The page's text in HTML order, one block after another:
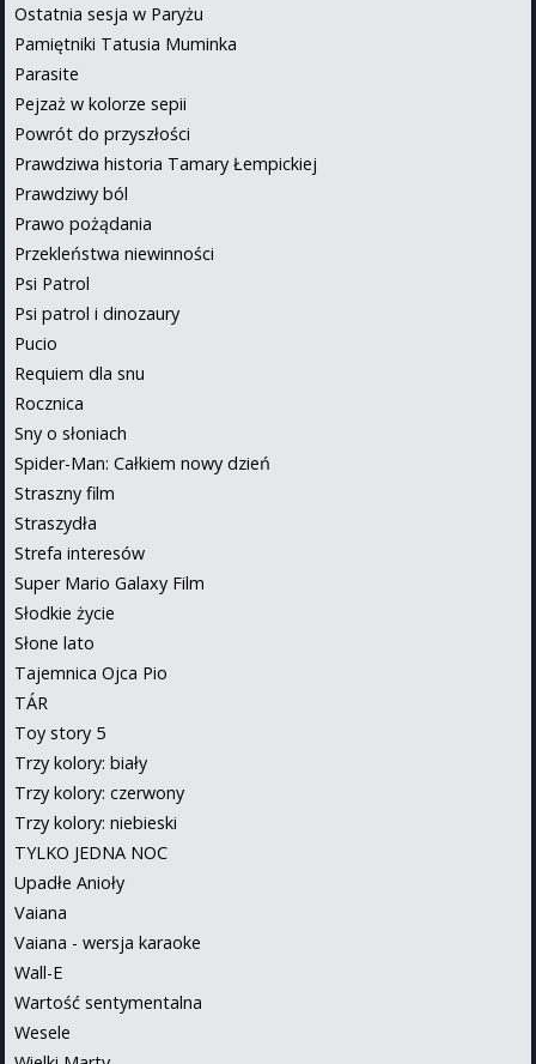
Ostatnia sesja w Paryżu
Pamiętniki Tatusia Muminka
Parasite
Pejzaż w kolorze sepii
Powrót do przyszłości
Prawdziwa historia Tamary Łempickiej
Prawdziwy ból
Prawo pożądania
Przekleństwa niewinności
Psi Patrol
Psi patrol i dinozaury
Pucio
Requiem dla snu
Rocznica
Sny o słoniach
Spider-Man: Całkiem nowy dzień
Straszny film
Straszydła
Strefa interesów
Super Mario Galaxy Film
Słodkie życie
Słone lato
Tajemnica Ojca Pio
TÁR
Toy story 5
Trzy kolory: biały
Trzy kolory: czerwony
Trzy kolory: niebieski
TYLKO JEDNA NOC
Upadłe Anioły
Vaiana
Vaiana - wersja karaoke
Wall-E
Wartość sentymentalna
Wesele